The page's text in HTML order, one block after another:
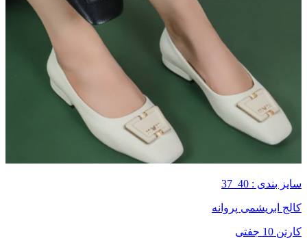
سایز بندی : 40_37
کالج ابریشمی پروانه
کارتن 10 جفتی